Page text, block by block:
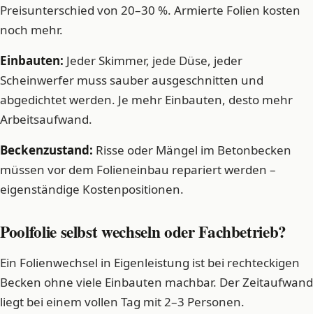
Preisunterschied von 20–30 %. Armierte Folien kosten
noch mehr.
Einbauten: Jeder Skimmer, jede Düse, jeder
Scheinwerfer muss sauber ausgeschnitten und
abgedichtet werden. Je mehr Einbauten, desto mehr
Arbeitsaufwand.
Beckenzustand: Risse oder Mängel im Betonbecken
müssen vor dem Folieneinbau repariert werden –
eigenständige Kostenpositionen.
Poolfolie selbst wechseln oder Fachbetrieb?
Ein Folienwechsel in Eigenleistung ist bei rechteckigen
Becken ohne viele Einbauten machbar. Der Zeitaufwand
liegt bei einem vollen Tag mit 2–3 Personen.